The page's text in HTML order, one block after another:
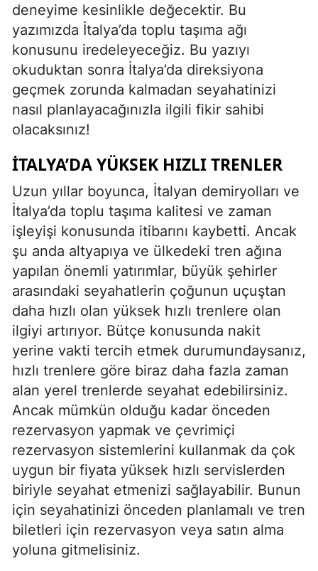
deneyime kesinlikle değecektir. Bu
yazımızda İtalya’da toplu taşıma ağı
konusunu iredeleyeceğiz. Bu yazıyı
okuduktan sonra İtalya’da direksiyona
geçmek zorunda kalmadan seyahatinizi
nasıl planlayacağınızla ilgili fikir sahibi
olacaksınız!
İTALYA’DA YÜKSEK HIZLI TRENLER
Uzun yıllar boyunca, İtalyan demiryolları ve
İtalya’da toplu taşıma kalitesi ve zaman
işleyişi konusunda itibarını kaybetti. Ancak
şu anda altyapıya ve ülkedeki tren ağına
yapılan önemli yatırımlar, büyük şehirler
arasındaki seyahatlerin çoğunun uçuştan
daha hızlı olan yüksek hızlı trenlere olan
ilgiyi artırıyor. Bütçe konusunda nakit
yerine vakti tercih etmek durumundaysanız,
hızlı trenlere göre biraz daha fazla zaman
alan yerel trenlerde seyahat edebilirsiniz.
Ancak mümkün olduğu kadar önceden
rezervasyon yapmak ve çevrimiçi
rezervasyon sistemlerini kullanmak da çok
uygun bir fiyata yüksek hızlı servislerden
biriyle seyahat etmenizi sağlayabilir. Bunun
için seyahatinizi önceden planlamalı ve tren
biletleri için rezervasyon veya satın alma
yoluna gitmelisiniz.